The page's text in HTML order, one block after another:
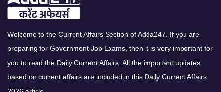
Welcome to the Current Affairs Section of Adda247. If you are
preparing for Government Job Exams, then it is very important for
you to read the Daily Current Affairs. All the important updates
based on current affairs are included in this Daily Current Affairs